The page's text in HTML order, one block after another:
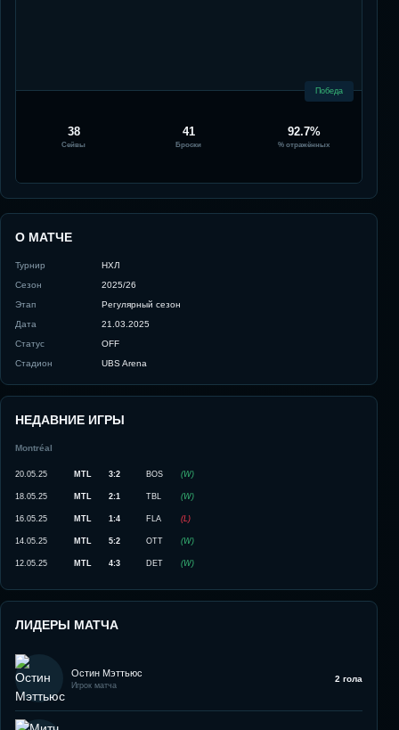
Победа
38
Сейвы
41
Броски
92.7%
% отражённых
О МАТЧЕ
Турнир
НХЛ
Сезон
2025/26
Этап
Регулярный сезон
Дата
21.03.2025
Статус
OFF
Стадион
UBS Arena
НЕДАВНИЕ ИГРЫ
Montréal
20.05.25 MTL 3:2 BOS (W)
18.05.25 MTL 2:1 TBL (W)
16.05.25 MTL 1:4 FLA (L)
14.05.25 MTL 5:2 OTT (W)
12.05.25 MTL 4:3 DET (W)
ЛИДЕРЫ МАТЧА
Остин Мэттьюс
Игрок матча
2 гола